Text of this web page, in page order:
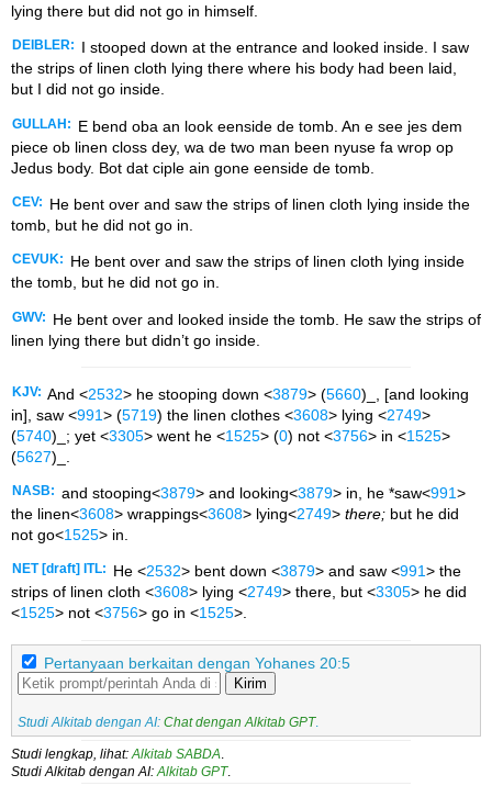
lying there but did not go in himself.
DEIBLER:
I stooped down at the entrance and looked inside. I saw
the strips of linen cloth lying there where his body had been laid,
but I did not go inside.
GULLAH:
E bend oba an look eenside de tomb. An e see jes dem
piece ob linen closs dey, wa de two man been nyuse fa wrop op
Jedus body. Bot dat ciple ain gone eenside de tomb.
CEV:
He bent over and saw the strips of linen cloth lying inside the
tomb, but he did not go in.
CEVUK:
He bent over and saw the strips of linen cloth lying inside
the tomb, but he did not go in.
GWV:
He bent over and looked inside the tomb. He saw the strips of
linen lying there but didn’t go inside.
KJV: And <2532> he stooping down <3879> (5660)_, [and looking
in], saw <991> (5719) the linen clothes <3608> lying <2749>
(5740)_; yet <3305> went he <1525> (0) not <3756> in <1525>
(5627)_.
NASB: and stooping<3879> and looking<3879> in, he *saw<991>
the linen<3608> wrappings<3608> lying<2749> there; but he did
not go<1525> in.
NET [draft] ITL: He <2532> bent down <3879> and saw <991> the
strips of linen cloth <3608> lying <2749> there, but <3305> he did
<1525> not <3756> go in <1525>.
Pertanyaan berkaitan dengan Yohanes 20:5
Kirim
Studi Alkitab dengan AI: Chat dengan Alkitab GPT.
Studi lengkap, lihat: Alkitab SABDA
Studi Alkitab dengan AI: Alkitab GPT.